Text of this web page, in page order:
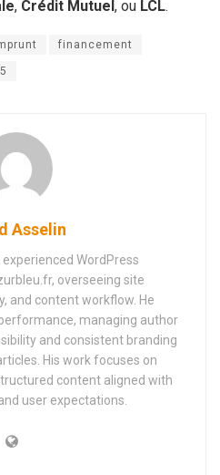
, Crédit Mutuel, ou LCL.
financement
Asselin
WordPress
overseeing site
and content workflow. He
managing author
and consistent branding
His work focuses on
content aligned with
user expectations.